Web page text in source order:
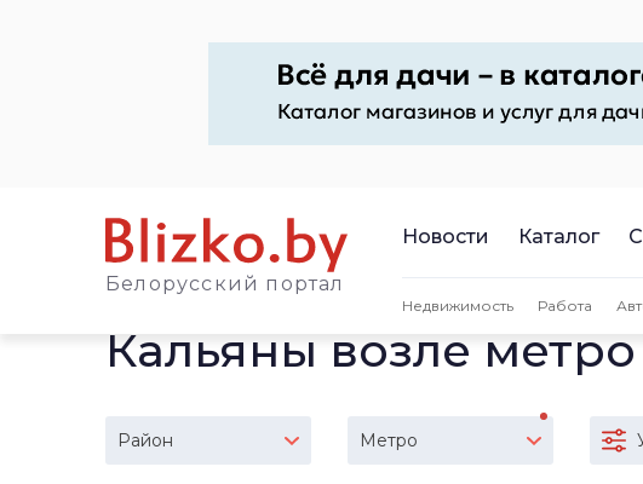
Белорусский портал
Новости Каталог
Недвижимость Работа
Кальяны возле
Район Метро